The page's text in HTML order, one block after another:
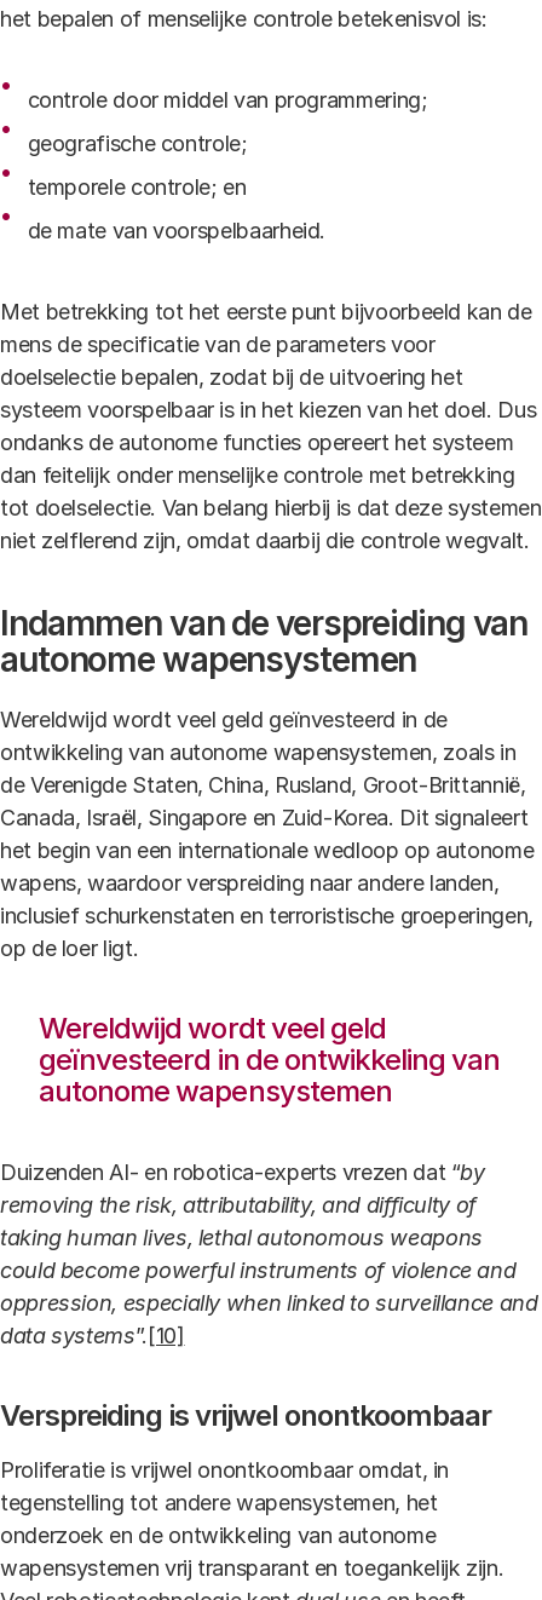
het bepalen of menselijke controle betekenisvol is:
controle door middel van programmering;
geografische controle;
temporele controle; en
de mate van voorspelbaarheid.
Met betrekking tot het eerste punt bijvoorbeeld kan de
mens de specificatie van de parameters voor
doelselectie bepalen, zodat bij de uitvoering het
systeem voorspelbaar is in het kiezen van het doel. Dus
ondanks de autonome functies opereert het systeem
dan feitelijk onder menselijke controle met betrekking
tot doelselectie. Van belang hierbij is dat deze systemen
niet zelflerend zijn, omdat daarbij die controle wegvalt.
Indammen van de verspreiding van
autonome wapensystemen
Wereldwijd wordt veel geld geïnvesteerd in de
ontwikkeling van autonome wapensystemen, zoals in
de Verenigde Staten, China, Rusland, Groot-Brittannië,
Canada, Israël, Singapore en Zuid-Korea. Dit signaleert
het begin van een internationale wedloop op autonome
wapens, waardoor verspreiding naar andere landen,
inclusief schurkenstaten en terroristische groeperingen,
op de loer ligt.
Wereldwijd wordt veel geld
geïnvesteerd in de ontwikkeling van
autonome wapensystemen
Duizenden AI- en robotica-experts vrezen dat “by
removing the risk, attributability, and difficulty of
taking human lives, lethal autonomous weapons
could become powerful instruments of violence and
oppression, especially when linked to surveillance and
data systems”. [10]
Verspreiding is vrijwel onontkoombaar
Proliferatie is vrijwel onontkoombaar omdat, in
tegenstelling tot andere wapensystemen, het
onderzoek en de ontwikkeling van autonome
wapensystemen vrij transparant en toegankelijk zijn.